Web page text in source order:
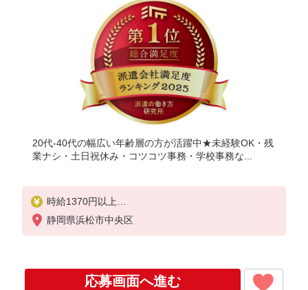
20代-40代の幅広い年齢層の方が活躍中★未経験OK・残
業ナシ・土日祝休み・コツコツ事務・学校事務な...
時給1370円以上
月収例：230,160円（時給1,370円×8時間×21日間の
場合）
静岡県浜松市中央区
応募画面へ進む